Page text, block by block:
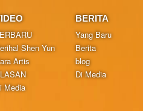
Shen Yun
Artis
Media
BERITA
Yang Baru
Berita
blog
Di Media